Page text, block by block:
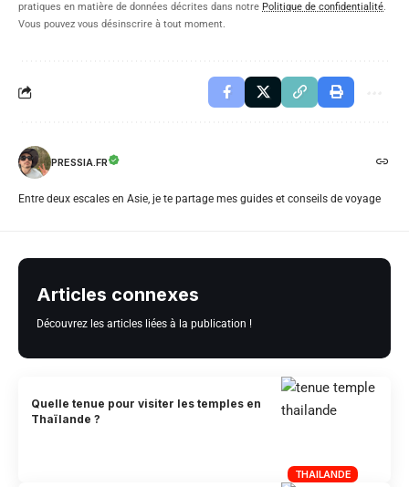
pratiques en matière de données décrites dans notre Politique de confidentialité.
Vous pouvez vous désinscrire à tout moment.
PRESSIA.FR
Entre deux escales en Asie, je te partage mes guides et conseils de voyage
Articles connexes
Découvrez les articles liées à la publication !
THAILANDE
Quelle tenue pour visiter les temples en
Thaïlande ?